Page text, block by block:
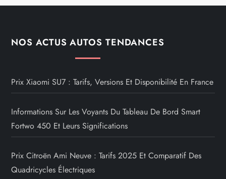
n
t
i
o
n
NOS ACTUS AUTOS TENDANCES
Prix Xiaomi SU7 : Tarifs, Versions Et Disponibilité En France
Informations Sur Les Voyants Du Tableau De Bord Smart
Fortwo 450 Et Leurs Significations
Prix Citroën Ami Neuve : Tarifs 2025 Et Comparatif Des
Quadricycles Électriques